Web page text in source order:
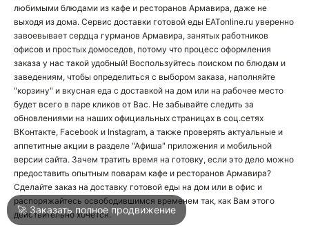
Войти
ГородАрмавир
Написать в техподдержку
любимыми блюдами из кафе и ресторанов Армавира, даже не
выходя из дома. Сервис доставки готовой еды EATonline.ru уверенно
завоевывает сердца гурманов Армавира, занятых работников
офисов и простых домоседов, потому что процесс оформления
заказа у нас такой удобный! Воспользуйтесь поиском по блюдам и
заведениям, чтобы определиться с выбором заказа, наполняйте
"корзину" и вкусная еда с доставкой на дом или на рабочее место
будет всего в паре кликов от Вас. Не забывайте следить за
обновлениями на наших официальных страницах в соц.сетях
ВКонтакте, Facebook и Instagram, а также проверять актуальные и
аппетитные акции в разделе "Афиша" приложения и мобильной
версии сайта. Зачем тратить время на готовку, если это дело можно
предоставить опытным поварам кафе и ресторанов Армавира?
Сделайте заказ на доставку готовой еды на дом или в офис и
распоряжайтесь освободившимся временем так, как Вам этого
действительно хочется.
🚀 Заказать полное продвижение